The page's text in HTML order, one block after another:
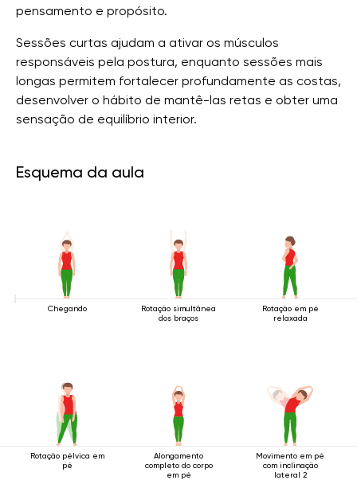
pensamento e propósito.
Sessões curtas ajudam a ativar os músculos
responsáveis ​​pela postura, enquanto sessões mais
longas permitem fortalecer profundamente as costas,
desenvolver o hábito de mantê-las retas e obter uma
sensação de equilíbrio interior.
Esquema da aula
Chegando
Rotação simultânea
dos braços
Rotação em pé
relaxada
Rotação pélvica em
pé
Alongamento
completo do corpo
em pé
Movimento em pé
com inclinação
lateral 2